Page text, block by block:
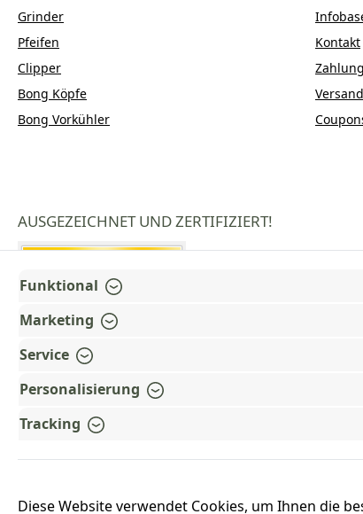
Grinder
Pfeifen
Clipper
Bong Köpfe
Bong Vorkühler
Kontakt
AUSGEZEICHNET UND ZERTIFIZIERT!
Funktional
Marketing
Service
Personalisierung
Tracking
Diese Website verwendet Cookies, um Ihnen die